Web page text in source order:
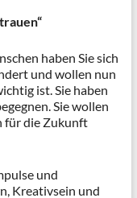
haben Sie sich
und wollen nun
ist. Sie haben
Sie wollen
für die Zukunft
und
Kreativsein und